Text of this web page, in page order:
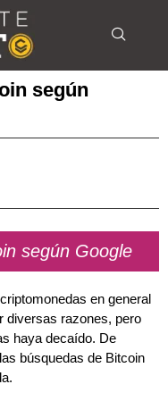
según
según Google
en general
diversas razones, pero
haya decaído. De
búsquedas de Bitcoin